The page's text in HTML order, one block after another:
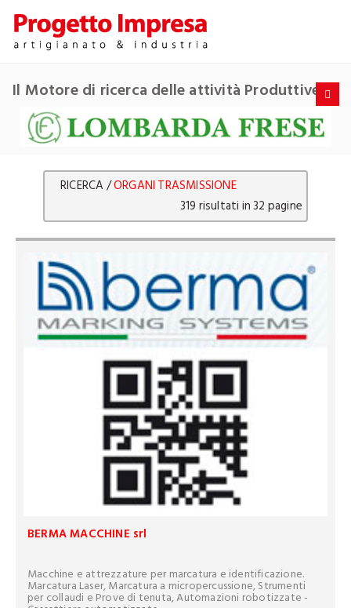
Il Motore di ricerca delle attività Produttive
RICERCA /ORGANI TRASMISSIONE
319 risultati in 32 pagine
BERMA MACCHINE srl
Macchine e attrezzature per marcatura e identificazione.
Marcatura Laser, Marcatura a micropercussione, Strumenti
per collaudi e Prove di tenuta, Automazioni robotizzate -